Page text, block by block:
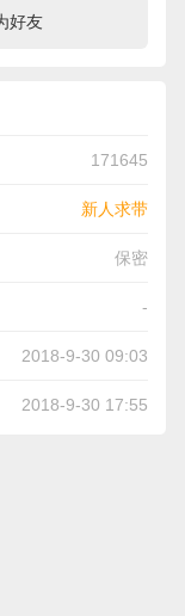
好友
171645
新人求带
保密
-
2018-9-30 09:03
2018-9-30 17:55